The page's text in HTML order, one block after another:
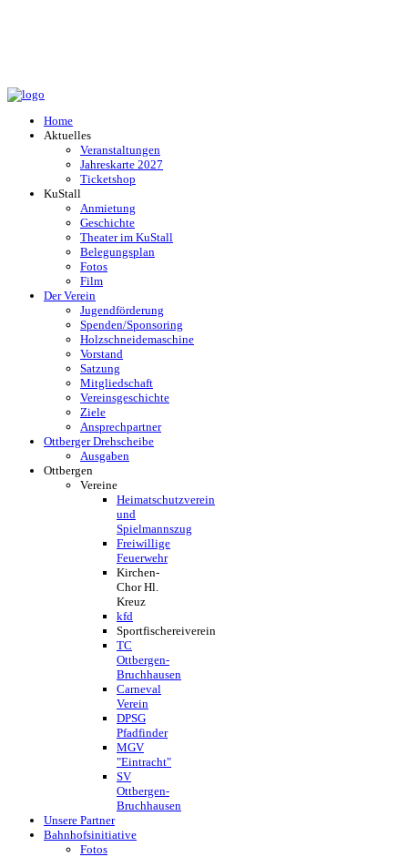
Home
Aktuelles
Veranstaltungen
Jahreskarte 2027
Ticketshop
KuStall
Anmietung
Geschichte
Theater im KuStall
Belegungsplan
Fotos
Film
Der Verein
Jugendförderung
Spenden/Sponsoring
Holzschneidemaschine
Vorstand
Satzung
Mitgliedschaft
Vereinsgeschichte
Ziele
Ansprechpartner
Ottberger Drehscheibe
Ausgaben
Ottbergen
Vereine
Heimatschutzverein
und
Spielmannszug
Freiwillige
Feuerwehr
Kirchen-
Chor Hl.
Kreuz
kfd
Sportfischereiverein
TC
Ottbergen-
Bruchhausen
Carneval
Verein
DPSG
Pfadfinder
MGV
"Eintracht"
SV
Ottbergen-
Bruchhausen
Unsere Partner
Bahnhofsinitiative
Fotos